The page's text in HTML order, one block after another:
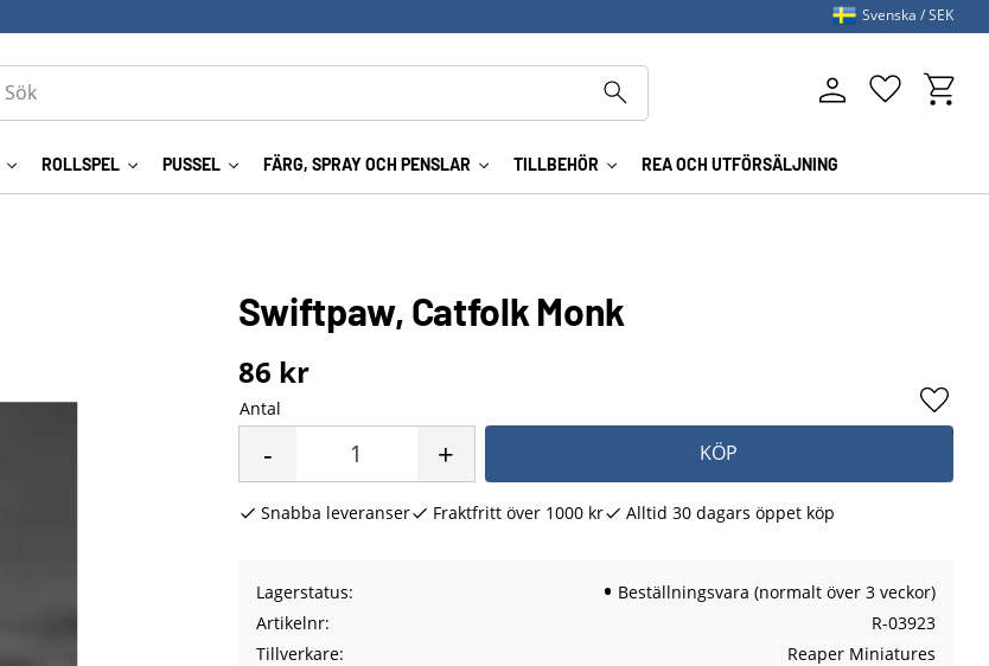
ROLLSPEL PUSSEL FÄRG, SPRAY OCH PENSLAR TILLBEHÖR REA OCH UTFÖRSÄLJNING
Favoriter
Svenska SEK
Swiftpaw, Catfolk Monk
86 kr
Antal
+
- KÖP
Lägg
Snabba leveranser Fraktfritt över 1000 kr Alltid 30 dagars öppet köp
Lagerstatus
Beställningsvara (normalt över 3 veckor)
Artikelnr
R-03923
Tillverkare
Reaper Miniatures